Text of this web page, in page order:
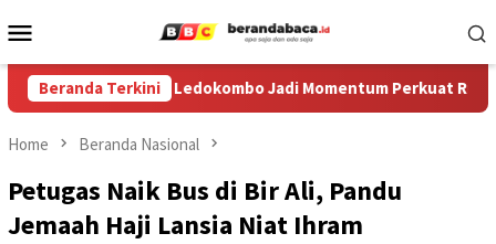
to
Menu
Beranda Terkini
Egrang ke-XIV di Ledokombo Jadi Momentum Perkuat Ruang
Home Beranda Nasional
Petugas Naik Bus di Bir Ali, Pandu
Jemaah Haji Lansia Niat Ihram